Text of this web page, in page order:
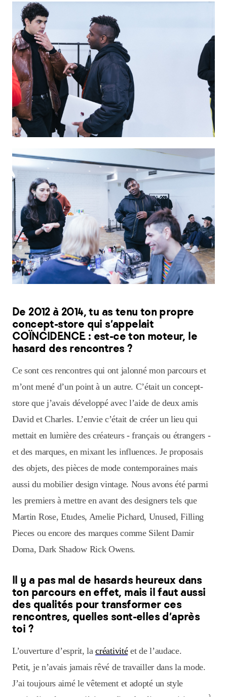
De 2012 à 2014, tu as tenu ton propre
concept-store qui s’appelait
COÏNCIDENCE : est-ce ton moteur, le
hasard des rencontres ?
Ce sont ces rencontres qui ont jalonné mon parcours et
m’ont mené d’un point à un autre. C’était un concept-
store que j’avais développé avec l’aide de deux amis
David et Charles. L’envie c’était de créer un lieu qui
mettait en lumière des créateurs - français ou étrangers -
et des marques, en mixant les influences. Je proposais
des objets, des pièces de mode contemporaines mais
aussi du mobilier design vintage. Nous avons été parmi
les premiers à mettre en avant des designers tels que
Martin Rose, Etudes, Amelie Pichard, Unused, Filling
Pieces ou encore des marques comme Silent Damir
Doma, Dark Shadow Rick Owens.
Il y a pas mal de hasards heureux dans
ton parcours en effet, mais il faut aussi
des qualités pour transformer ces
rencontres, quelles sont-elles d’après
toi ?
L’ouverture d’esprit, lacréativitéet de l’audace.
Petit, je n’avais jamais rêvé de travailler dans la mode.
J’ai toujours aimé le vêtement et adopté un style